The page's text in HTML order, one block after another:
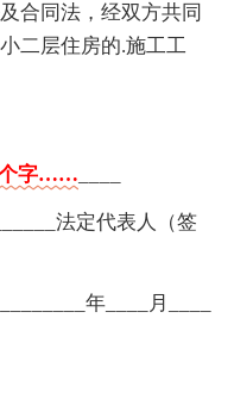
合同法，经双方共同
二层住房的.施工工
字……
法定代表人（签
年____月____